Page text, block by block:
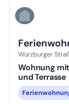
Würzburger
Wohnung
und Terrasse